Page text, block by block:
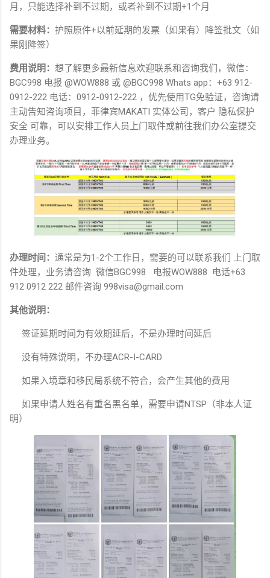
月，只能选择补到不过期，或者补到不过期+1个月
需要材料： 护照原件+以前延期的发票（如果有）降签批文（如
果刚降签）
费用说明： 想了解更多最新信息欢迎联系和咨询我们，微信：
BGC998 电报 @WOW888 或 @BGC998 Whats app：+63 912-
0912-222 电话：0912-0912-222 ，优先使用TG免验证，咨询请
主动告知咨询项目，菲律宾MAKATI 实体公司，客户 隐私保护
安全 可靠，可以安排工作人员上门取件或前往我们办公室提交
办理业务。
办理时间： 通常是为1-2个工作日，需要的可以联系我们 上门取
件处理，业务请咨询 微信BGC998 电报WOW888 电话+63
912 0912 222 邮件咨询 998visa@gmail.com
其他说明：
签证延期时间为有效期延后，不是办理时间延后
没有特殊说明，不办理ACR-I-CARD
如果入境章和移民局系统不符合，会产生其他的费用
如果申请人姓名有重名黑名单，需要申请NTSP（非本人证
明）